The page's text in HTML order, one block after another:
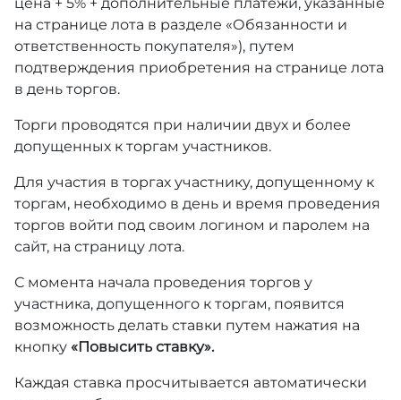
на странице лота в разделе «Обязанности и
ответственность покупателя»), путем
подтверждения приобретения на странице лота
в день торгов.
Торги проводятся при наличии двух и более
допущенных к торгам участников.
Для участия в торгах участнику, допущенному к
торгам, необходимо в день и время проведения
торгов войти под своим логином и паролем на
сайт, на страницу лота.
С момента начала проведения торгов у
участника, допущенного к торгам, появится
возможность делать ставки путем нажатия на
кнопку «Повысить ставку».
Каждая ставка просчитывается автоматически